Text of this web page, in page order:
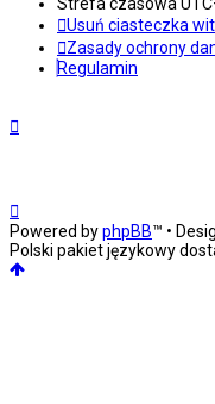
Strefa czasowa
Usuń ciasteczka
Zasady ochrony
Regulamin
Powered byphpBB™ •
Polski pakiet językowy